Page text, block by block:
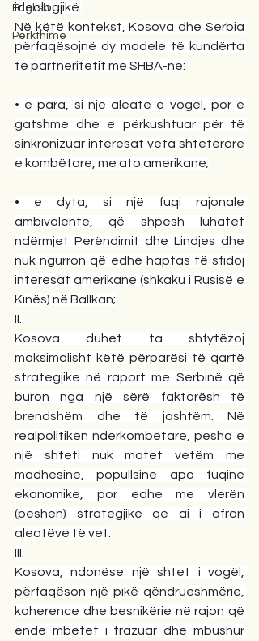
English
Përkthime
ideologjikë.
Në këtë kontekst, Kosova dhe Serbia
përfaqësojnë dy modele të kundërta
të partneritetit me SHBA-në:
• e para, si një aleate e vogël, por e
gatshme dhe e përkushtuar për të
sinkronizuar interesat veta shtetërore
e kombëtare, me ato amerikane;
• e dyta, si një fuqi rajonale
ambivalente, që shpesh luhatet
ndërmjet Perëndimit dhe Lindjes dhe
nuk ngurron që edhe haptas të sfidoj
interesat amerikane (shkaku i Rusisë e
Kinës) në Ballkan;
II.
Kosova duhet ta shfytëzoj
maksimalisht këtë përparësi të qartë
strategjike në raport me Serbinë që
buron nga një sërë faktorësh të
brendshëm dhe të jashtëm. Në
realpolitikën ndërkombëtare, pesha e
një shteti nuk matet vetëm me
madhësinë, popullsinë apo fuqinë
ekonomike, por edhe me vlerën
(peshën) strategjike që ai i ofron
aleatëve të vet.
III.
Kosova, ndonëse një shtet i vogël,
përfaqëson një pikë qëndrueshmërie,
koherence dhe besnikërie në rajon që
ende mbetet i trazuar dhe mbushur